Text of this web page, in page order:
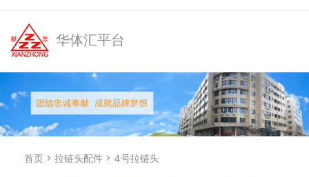
华体汇平台
首页 > 拉链头配件 > 4号拉链头